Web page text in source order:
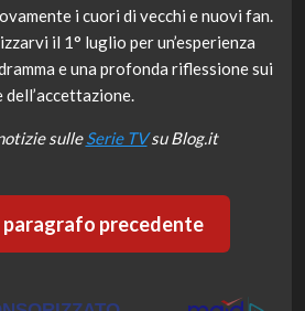
i cuori di vecchi e nuovi fan.
il 1° luglio per un’esperienza
e una profonda riflessione sui
sulleSerie TVsu Blog.it
paragrafo precedente